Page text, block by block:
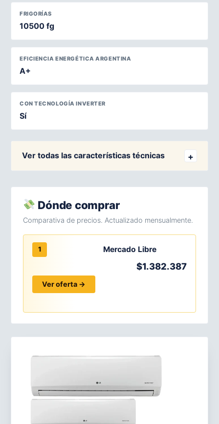
FRIGORÍAS
10500 fg
EFICIENCIA ENERGÉTICA ARGENTINA
A+
CON TECNOLOGÍA INVERTER
Sí
Ver todas las características técnicas
Dónde comprar
Comparativa de precios. Actualizado mensualmente.
1 Mercado Libre
$1.382.387
Ver oferta →